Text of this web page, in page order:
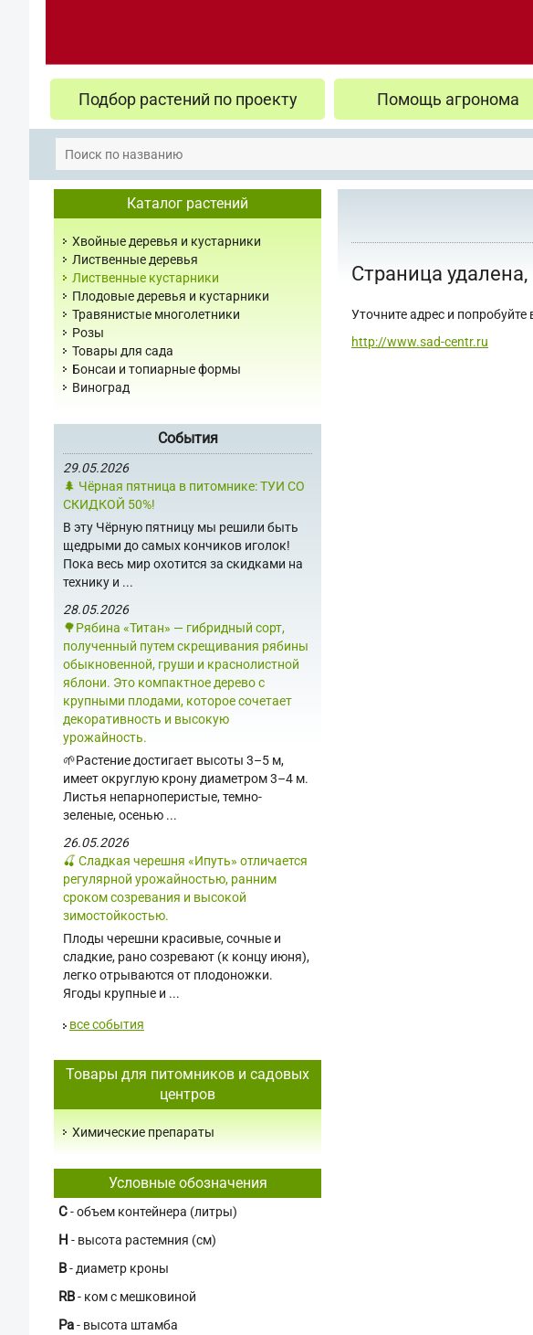
Подбор растений по проекту Помощь агронома
Каталог растений
Хвойные деревья и кустарники
Лиственные деревья
Лиственные кустарники
Плодовые деревья и кустарники
Травянистые многолетники
Розы
Товары для сада
Бонсаи и топиарные формы
Виноград
События
29.05.2026
🌲 Чёрная пятница в питомнике: ТУИ СО
СКИДКОЙ 50%!
В эту Чёрную пятницу мы решили быть
щедрыми до самых кончиков иголок!
Пока весь мир охотится за скидками на
технику и ...
28.05.2026
🌳Рябина «Титан» — гибридный сорт,
полученный путем скрещивания рябины
обыкновенной, груши и краснолистной
яблони. Это компактное дерево с
крупными плодами, которое сочетает
декоративность и высокую
урожайность.
🌱Растение достигает высоты 3–5 м,
имеет округлую крону диаметром 3–4 м.
Листья непарноперистые, темно-
зеленые, осенью ...
26.05.2026
🍒 Сладкая черешня «Ипуть» отличается
регулярной урожайностью, ранним
сроком созревания и высокой
зимостойкостью.
Плоды черешни красивые, сочные и
сладкие, рано созревают (к концу июня),
легко отрываются от плодоножки.
Ягоды крупные и ...
все события
Товары для питомников и садовых
центров
Химические препараты
Условные обозначения
C- объем контейнера (литры)
H - высота растемния (см)
В- диаметр кроны
RB- ком с мешковиной
Pa- высота штамба
Страница
Уточните адрес и попробуйте
http://www.sad-centr.ru